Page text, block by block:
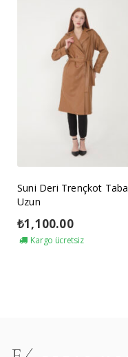
Suni Deri Trençkot Taba
Uzun
₺1,100.00
Kargo ücretsiz